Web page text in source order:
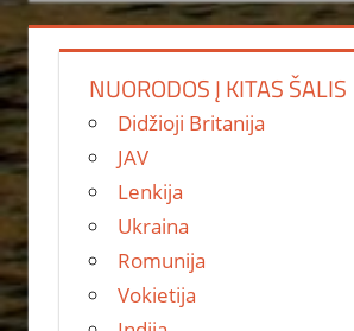
NUORODOS Į KITAS ŠALIS
Didžioji Britanija
JAV
Lenkija
Ukraina
Romunija
Vokietija